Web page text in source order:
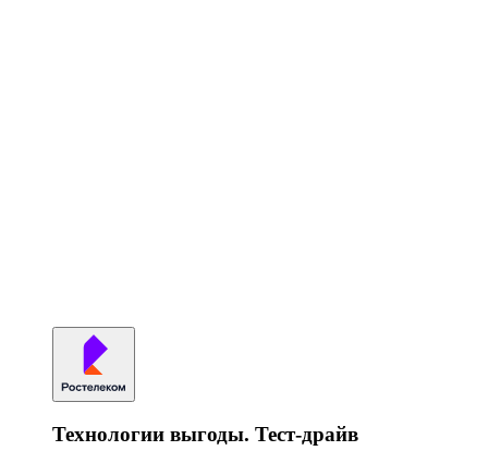
Технологии выгоды. Тест-драйв